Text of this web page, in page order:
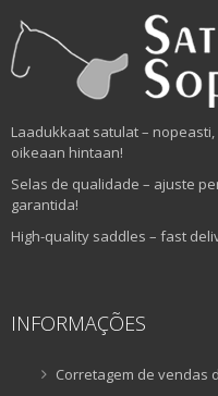
Laadukkaat satulat –
oikeaan hintaan!
Selas de qualidade – ajuste
garantida!
High-quality saddles – fast
INFORMAÇÕES
Corretagem de vendas